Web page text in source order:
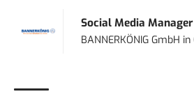
Social Media
BANNERKÖNIG GmbH in